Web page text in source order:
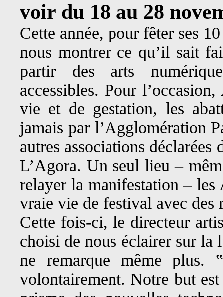
voir du 18 au 28
Cette année, pour fêter ses
nous montrer ce qu’il sait
partir des arts
accessibles. Pour
vie et de gestation, les
jamais par l’Agglomération
autres associations
L’Agora. Un seul lieu –
relayer la manifestation – les
vraie vie de festival avec
Cette fois-ci, le directeur
choisi de nous éclairer sur la
ne remarque même plus.
volontairement. Notre but